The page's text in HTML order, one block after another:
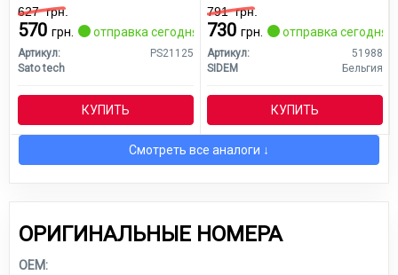
627грн.
570 грн. отправка сегодня
Артикул:
PS21125
Sato tech
КУПИТЬ
791грн.
730 грн. отправка сегодня
Артикул:
51988
SIDEM
Бельгия
КУПИТЬ
Смотреть все аналоги ↓
ОРИГИНАЛЬНЫЕ НОМЕРА
OEM: